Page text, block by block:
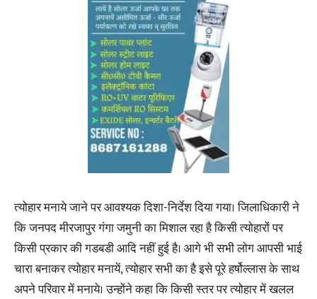
त्योहार मनाये जाने पर आवश्यक दिशा-निर्देश दिया गया। जिलाधिकारी ने
कि जनपद मीरजापुर गंगा जमुनी का मिशाल रहा है किसी त्योहारों पर
किसी प्रकार की गडबडी आदि नहीं हुई है। आगे भी सभी लोग आपसी भाई
चारा बनाकर त्योहार मनायें, त्योहार सभी का है इसे पूरे हर्षोल्लास के साथ
अपने परिवार में मनाये। उन्होंने कहा कि किसी स्तर पर त्योहार में खलल